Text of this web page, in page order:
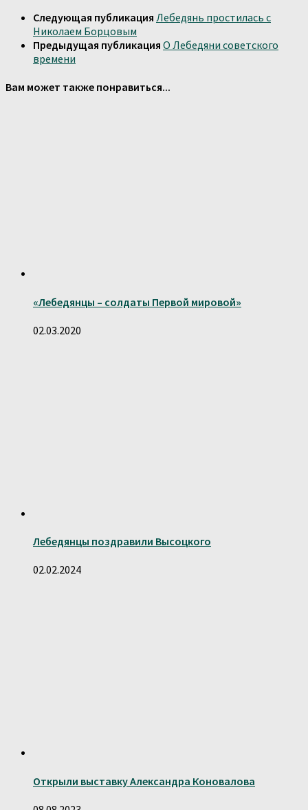
Следующая публикация Лебедянь простилась с
Николаем Борцовым
Предыдущая публикация О Лебедяни советского
времени
Вам может также понравиться...
«Лебедянцы – солдаты Первой мировой»
02.03.2020
Лебедянцы поздравили Высоцкого
02.02.2024
Открыли выставку Александра Коновалова